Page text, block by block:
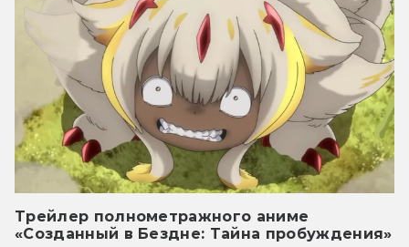
Трейлер полнометражного аниме
«Созданный в Бездне: Тайна пробуждения»